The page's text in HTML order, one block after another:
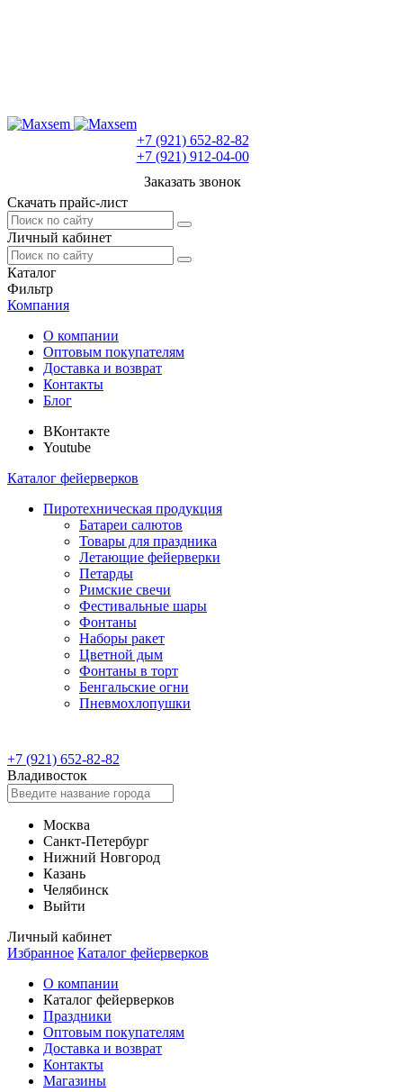
+7 (921) 652-82-82
+7 (921) 912-04-00
Заказать звонок
Скачать прайс-лист
Личный кабинет
Каталог
Фильтр
Компания
О компании
Оптовым покупателям
Доставка и возврат
Контакты
Блог
ВКонтакте
Youtube
Каталог фейерверков
Пиротехническая продукция
Батареи салютов
Товары для праздника
Летающие фейерверки
Петарды
Римские свечи
Фестивальные шары
Фонтаны
Наборы ракет
Цветной дым
Фонтаны в торт
Бенгальские огни
Пневмохлопушки
+7 (921) 652-82-82
Владивосток
Москва
Санкт-Петербург
Нижний Новгород
Казань
Челябинск
Выйти
Личный кабинет
Избранное Каталог фейерверков
О компании
Каталог фейерверков
Праздники
Оптовым покупателям
Доставка и возврат
Контакты
Магазины